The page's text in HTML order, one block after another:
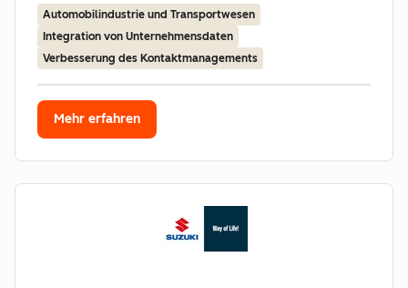
Automobilindustrie und Transportwesen
Integration von Unternehmensdaten
Verbesserung des Kontaktmanagements
Mehr erfahren